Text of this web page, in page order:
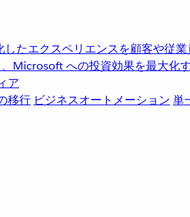
たエクスペリエンスを顧客や従
Microsoft への投資効果を最大化す
ア
移行 ビジネスオートメーション 単